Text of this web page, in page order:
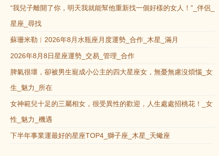
“我兒子離開了你，明天我就能幫他重新找一個好樣的女人！”_伴侶_
星座_尋找
蘇珊米勒︱2026年8月水瓶座月度運勢_合作_木星_滿月
2026年8月8日星座運勢_交易_管理_合作
脾氣很壞，卻被男生寵成小公主的四大星座女，無憂無慮沒煩惱_女
生_魅力_所在
女神範兒十足的三屬相女，很受異性的歡迎，人生處處招桃花！_女
性_魅力_機遇
下半年事業運最好的星座TOP4_獅子座_木星_天蠍座